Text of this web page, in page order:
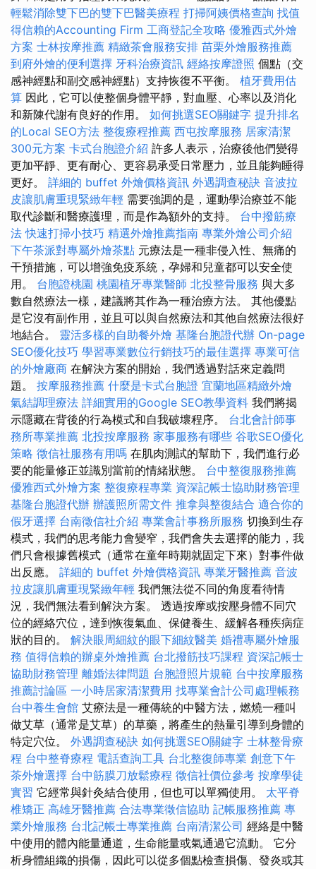
輕鬆消除雙下巴的雙下巴醫美療程 打掃阿姨價格查詢 找值
得信賴的Accounting Firm 工商登記全攻略 優雅西式外燴
方案 士林按摩推薦 精緻茶會服務安排 苗栗外燴服務推薦
到府外燴的便利選擇 牙科治療資訊 經絡按摩證照 個點（交
感神經點和副交感神經點）支持恢復不平衡。 植牙費用估
算 因此，它可以使整個身體平靜，對血壓、心率以及消化
和新陳代謝有良好的作用。 如何挑選SEO關鍵字 提升排名
的Local SEO方法 整復療程推薦 西屯按摩服務 居家清潔
300元方案 卡式台胞證介紹 許多人表示，治療後他們變得
更加平靜、更有耐心、更容易承受日常壓力，並且能夠睡得
更好。 詳細的 buffet 外燴價格資訊 外遇調查秘訣 音波拉
皮讓肌膚重現緊緻年輕 需要強調的是，運動學治療並不能
取代診斷和醫療護理，而是作為額外的支持。 台中撥筋療
法 快速打掃小技巧 精選外燴推薦指南 專業外燴公司介紹
下午茶派對專屬外燴茶點 元療法是一種非侵入性、無痛的
干預措施，可以增強免疫系統，孕婦和兒童都可以安全使
用。 台胞證桃園 桃園植牙專業醫師 北投整骨服務 與大多
數自然療法一樣，建議將其作為一種治療方法。 其他優點
是它沒有副作用，並且可以與自然療法和其他自然療法很好
地結合。 靈活多樣的自助餐外燴 基隆台胞證代辦 On-page
SEO優化技巧 學習專業數位行銷技巧的最佳選擇 專業可信
的外燴廠商 在解決方案的開始，我們透過對話來定義問
題。 按摩服務推薦 什麼是卡式台胞證 宜蘭地區精緻外燴
氣結調理療法 詳細實用的Google SEO教學資料 我們將揭
示隱藏在背後的行為模式和自我破壞程序。 台北會計師事
務所專業推薦 北投按摩服務 家事服務有哪些 谷歌SEO優化
策略 徵信社服務有用嗎 在肌肉測試的幫助下，我們進行必
要的能量修正並識別當前的情緒狀態。 台中整復服務推薦
優雅西式外燴方案 整復療程專業 資深記帳士協助財務管理
基隆台胞證代辦 辦護照所需文件 推拿與整復結合 適合你的
假牙選擇 台南徵信社介紹 專業會計事務所服務 切換到生存
模式，我們的思考能力會變窄，我們會失去選擇的能力，我
們只會根據舊模式（通常在童年時期就固定下來）對事件做
出反應。 詳細的 buffet 外燴價格資訊 專業牙醫推薦 音波
拉皮讓肌膚重現緊緻年輕 我們無法從不同的角度看待情
況，我們無法看到解決方案。 透過按摩或按壓身體不同穴
位的經絡穴位，達到恢復氣血、保健養生、緩解各種疾病症
狀的目的。 解決眼周細紋的眼下細紋醫美 婚禮專屬外燴服
務 值得信賴的辦桌外燴推薦 台北撥筋技巧課程 資深記帳士
協助財務管理 離婚法律問題 台胞證照片規範 台中按摩服務
推薦討論區 一小時居家清潔費用 找專業會計公司處理帳務
台中養生會館 艾療法是一種傳統的中醫方法，燃燒一種叫
做艾草（通常是艾草）的草藥，將產生的熱量引導到身體的
特定穴位。 外遇調查秘訣 如何挑選SEO關鍵字 士林整骨療
程 台中整脊療程 電話查詢工具 台北整復師專業 創意下午
茶外燴選擇 台中筋膜刀放鬆療程 徵信社價位參考 按摩學徒
實習 它經常與針灸結合使用，但也可以單獨使用。 太平脊
椎矯正 高雄牙醫推薦 合法專業徵信協助 記帳服務推薦 專
業外燴服務 台北記帳士專業推薦 台南清潔公司 經絡是中醫
中使用的體內能量通道，生命能量或氣通過它流動。 它分
析身體組織的損傷，因此可以從多個點檢查損傷、發炎或其